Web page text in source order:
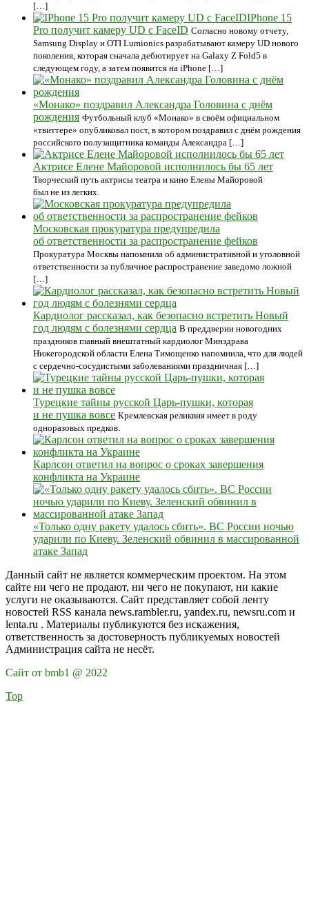
[…]
IPhone 15
Pro получит камеру UD с FaceID Согласно новому отчету,
Samsung Display и OTI Lumionics разрабатывают камеру UD нового
поколения, которая сначала дебютирует на Galaxy Z Fold5 в
следующем году, а затем появится на iPhone […]
«Монако» поздравил Александра Головина с днём
рождения Футбольный клуб «Монако» в своём официальном
«твиттере» опубликовал пост, в котором поздравил с днём рождения
российского полузащитника команды Александра […]
Актрисе Елене Майоровой исполнилось бы 65 лет
Творческий путь актрисы театра и кино Елены Майоровой
был не из легких.
Московская прокуратура предупредила
об ответственности за распространение фейков
Прокуратура Москвы напомнила об административной и уголовной
ответственности за публичное распространение заведомо ложной
[…]
Кардиолог рассказал, как безопасно встретить Новый
год людям с болезнями сердца В преддверии новогодних
праздников главный внештатный кардиолог Минздрава
Нижегородской области Елена Тимощенко напомнила, что для людей
с сердечно-сосудистыми заболеваниями праздничная […]
Турецкие тайны русской Царь-пушки, которая
и не пушка вовсе Кремлевская реликвия имеет в роду
одноразовых предков.
Карлсон ответил на вопрос о сроках завершения
конфликта на Украине
«Только одну ракету удалось сбить». ВС России ночью
ударили по Киеву. Зеленский обвинил в массированной
атаке Запад
Данный сайт не является коммерческим проектом. На этом
сайте ни чего не продают, ни чего не покупают, ни какие
услуги не оказываются. Сайт представляет собой ленту
новостей RSS канала news.rambler.ru, yandex.ru, newsru.com и
lenta.ru . Материалы публикуются без искажения,
ответственность за достоверность публикуемых новостей
Администрация сайта не несёт.
Сайт от bmb1 @ 2022
Top